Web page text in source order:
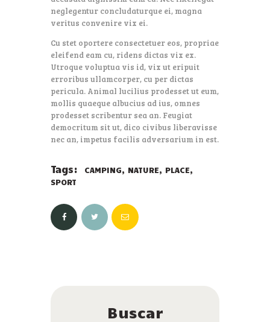
neglegentur concludaturque ei, magna
veritus convenire vix ei.
Cu stet oportere consectetuer eos, propriae
eleifend eam cu, ridens dictas vix ex.
Utroque voluptua vis id, vix ut eripuit
erroribus ullamcorper, cu per dictas
pericula. Animal lucilius prodesset ut eum,
mollis quaeque albucius ad ius, omnes
prodesset scribentur sea an. Feugiat
democritum sit ut, dico civibus liberavisse
nec an, impetus facilis adversarium in est.
Tags: CAMPING, NATURE, PLACE,
SPORT
Buscar